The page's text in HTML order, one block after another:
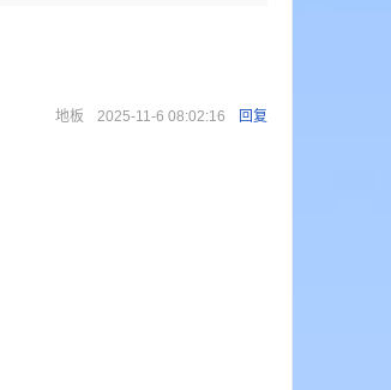
地板 2025-11-6 08:02:16 回复